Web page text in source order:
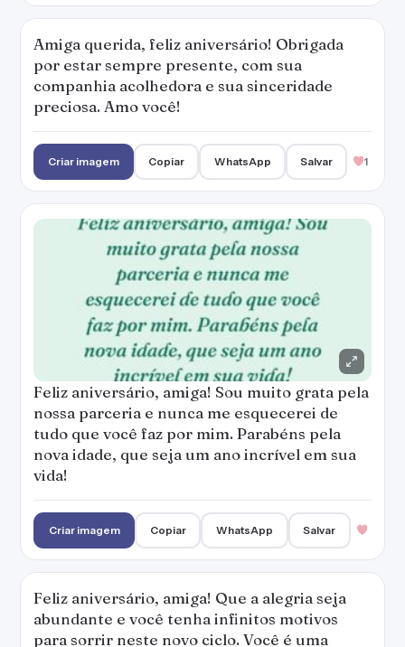
Amiga querida, feliz aniversário! Obrigada
por estar sempre presente, com sua
companhia acolhedora e sua sinceridade
preciosa. Amo você!
Criar imagem Copiar WhatsApp Salvar 1
Feliz aniversário, amiga! Sou muito grata pela
nossa parceria e nunca me esquecerei de
tudo que você faz por mim. Parabéns pela
nova idade, que seja um ano incrível em sua
vida!
Criar imagem Copiar WhatsApp Salvar
Feliz aniversário, amiga! Que a alegria seja
abundante e você tenha infinitos motivos
para sorrir neste novo ciclo. Você é uma